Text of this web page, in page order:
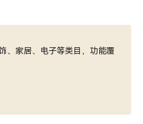
、家居、电子等类目，功能覆